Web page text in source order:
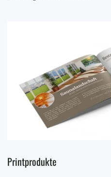
Printprodukte